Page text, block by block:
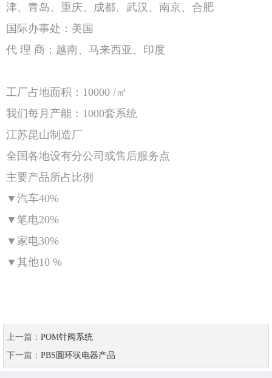
津、青岛、重庆、成都、武汉、南京、合肥
国际办事处：美国
代 理 商：越南、马来西亚、印度
工厂占地面积：10000 /㎡
我们每月产能：1000套系统
江苏昆山制造厂
全国各地设有分公司或售后服务点
主要产品所占比例
▼汽车40%
▼笔电20%
▼家电30%
▼其他10 %
上一篇： POM针阀系统
下一篇： PBS圆环状电器产品